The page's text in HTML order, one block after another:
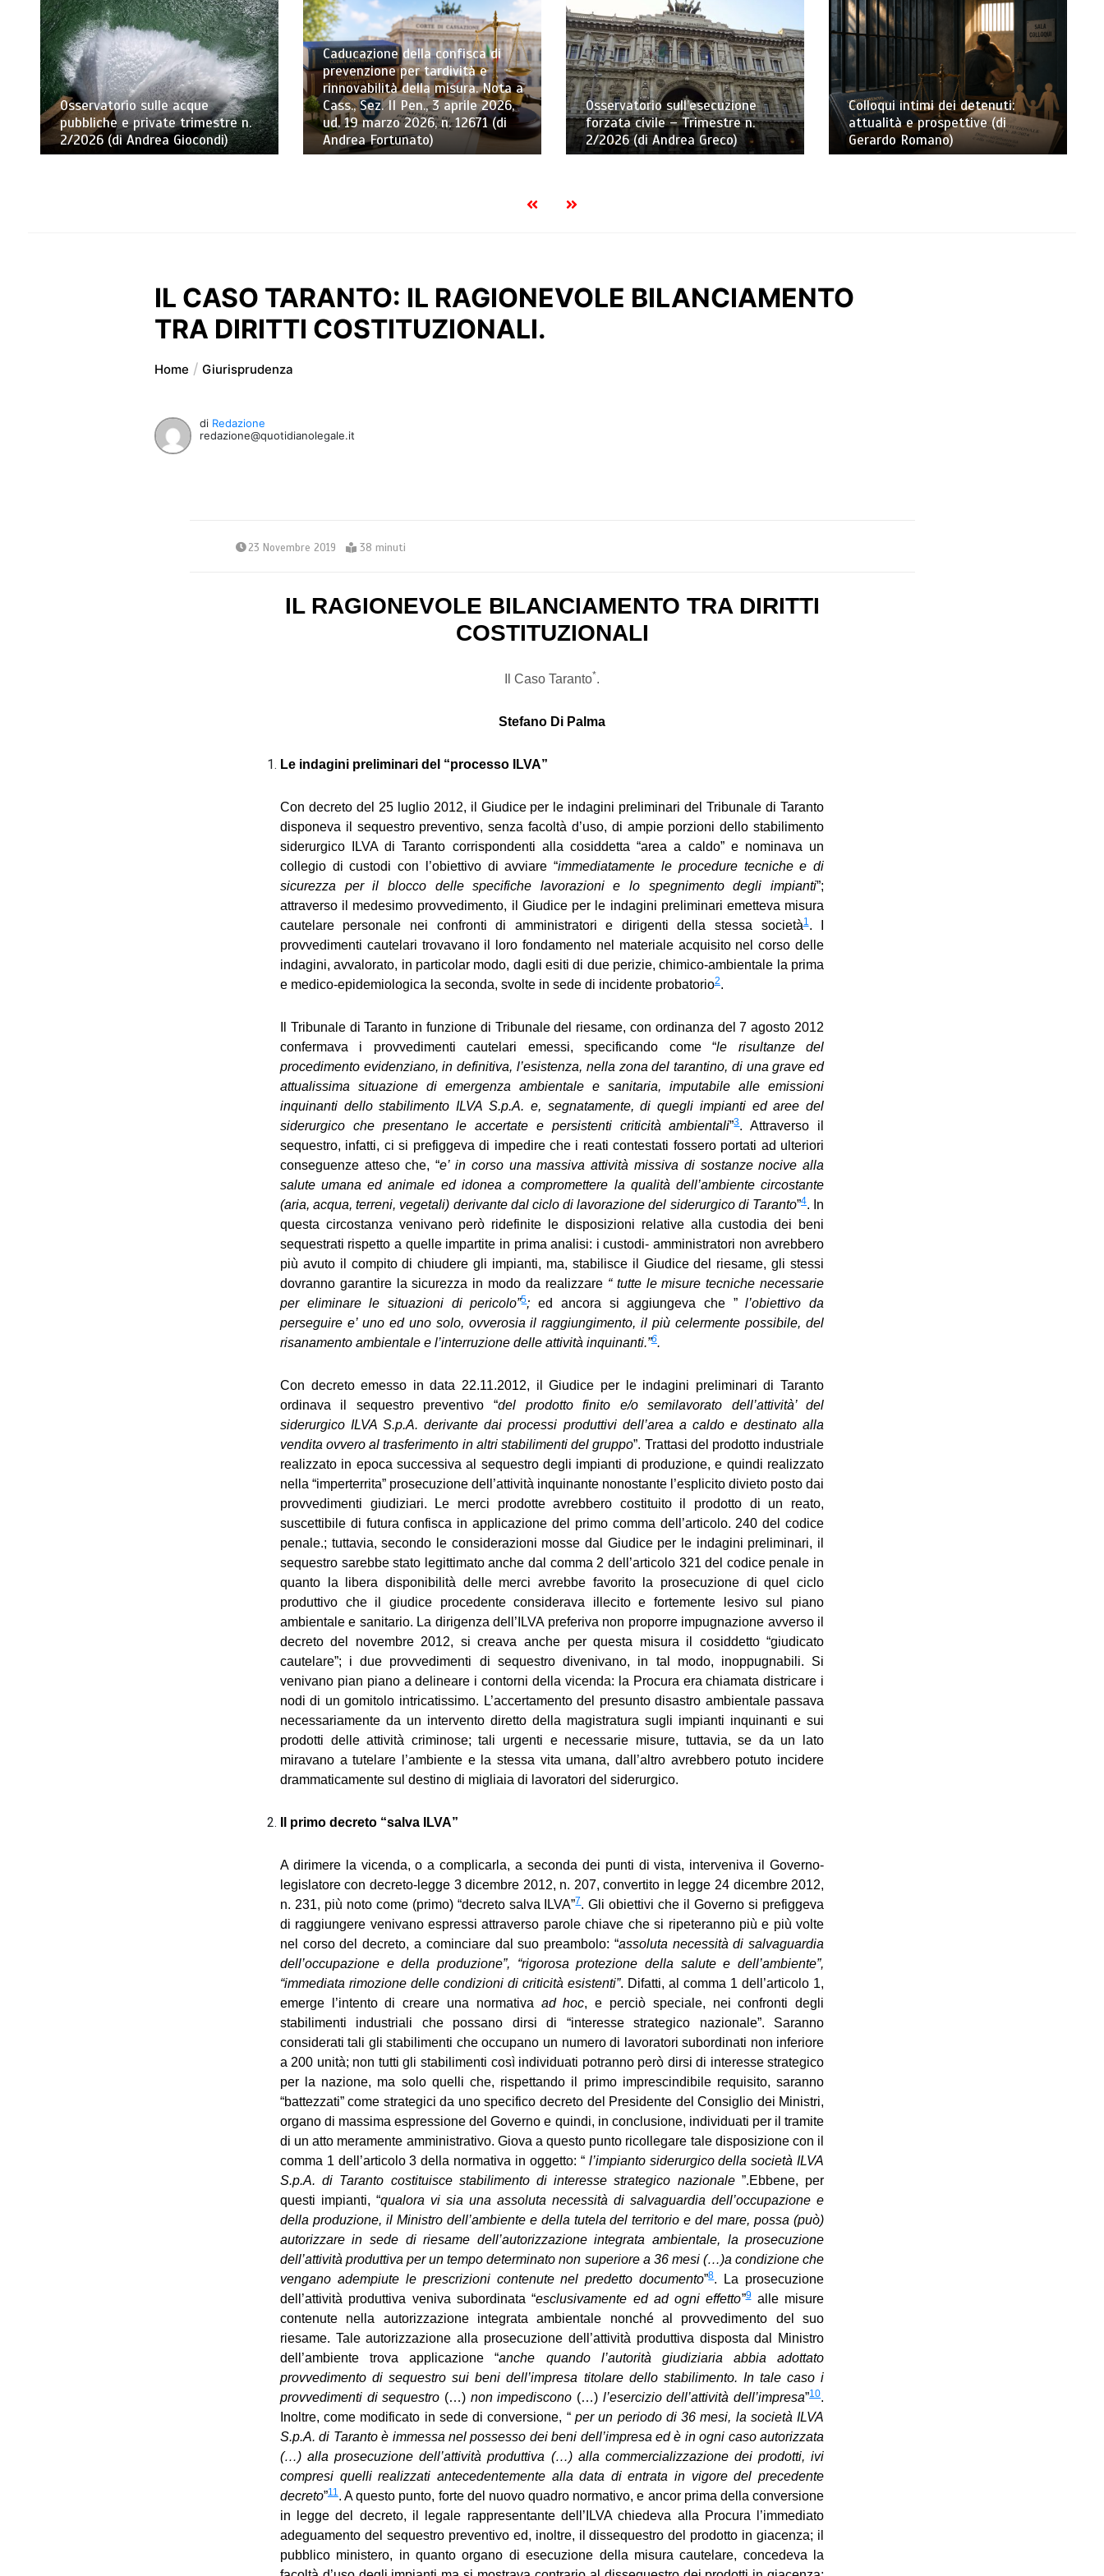
Osservatorio sulle acque
pubbliche e private trimestre n.
2/2026 (di Andrea Giocondi)
Caducazione della confisca di
prevenzione per tardività e
rinnovabilità della misura. Nota a
Cass., Sez. II Pen., 3 aprile 2026,
ud. 19 marzo 2026, n. 12671 (di
Andrea Fortunato)
Osservatorio sull’esecuzione
forzata civile – Trimestre n.
2/2026 (di Andrea Greco)
Colloqui intimi dei detenuti:
attualità e prospettive (di
Gerardo Romano)
IL CASO TARANTO: IL RAGIONEVOLE BILANCIAMENTO
TRA DIRITTI COSTITUZIONALI.
Home Giurisprudenza
di Redazione
redazione@quotidianolegale.it
23 Novembre 2019 38 minuti
IL RAGIONEVOLE BILANCIAMENTO TRA DIRITTI
COSTITUZIONALI
Il Caso Taranto*.
Stefano Di Palma
Le indagini preliminari del “processo ILVA”
Con decreto del 25 luglio 2012, il Giudice per le indagini preliminari del Tribunale di Taranto
disponeva il sequestro preventivo, senza facoltà d’uso, di ampie porzioni dello stabilimento
siderurgico ILVA di Taranto corrispondenti alla cosiddetta “area a caldo” e nominava un
collegio di custodi con l’obiettivo di avviare “immediatamente le procedure tecniche e di
sicurezza per il blocco delle specifiche lavorazioni e lo spegnimento degli impianti”;
attraverso il medesimo provvedimento, il Giudice per le indagini preliminari emetteva misura
cautelare personale nei confronti di amministratori e dirigenti della stessa società1. I
provvedimenti cautelari trovavano il loro fondamento nel materiale acquisito nel corso delle
indagini, avvalorato, in particolar modo, dagli esiti di due perizie, chimico-ambientale la prima
e medico-epidemiologica la seconda, svolte in sede di incidente probatorio2.
Il Tribunale di Taranto in funzione di Tribunale del riesame, con ordinanza del 7 agosto 2012
confermava i provvedimenti cautelari emessi, specificando come “le risultanze del
procedimento evidenziano, in definitiva, l’esistenza, nella zona del tarantino, di una grave ed
attualissima situazione di emergenza ambientale e sanitaria, imputabile alle emissioni
inquinanti dello stabilimento ILVA S.p.A. e, segnatamente, di quegli impianti ed aree del
siderurgico che presentano le accertate e persistenti criticità ambientali”3. Attraverso il
sequestro, infatti, ci si prefiggeva di impedire che i reati contestati fossero portati ad ulteriori
conseguenze atteso che, “e’ in corso una massiva attività missiva di sostanze nocive alla
salute umana ed animale ed idonea a compromettere la qualità dell’ambiente circostante
(aria, acqua, terreni, vegetali) derivante dal ciclo di lavorazione del siderurgico di Taranto”4. In
questa circostanza venivano però ridefinite le disposizioni relative alla custodia dei beni
sequestrati rispetto a quelle impartite in prima analisi: i custodi- amministratori non avrebbero
più avuto il compito di chiudere gli impianti, ma, stabilisce il Giudice del riesame, gli stessi
dovranno garantire
la sicurezza in modo da realizzare“ tutte le misure tecniche necessarie
per eliminare le situazioni di pericolo”5;ed ancora si aggiungeva che ”l’obiettivo da
perseguire e’ uno ed uno solo, ovverosia il raggiungimento, il più celermente possibile, del
risanamento ambientale e l’interruzione delle attività inquinanti.”6.
Con decreto emesso in data 22.11.2012, il Giudice per le indagini preliminari di Taranto
ordinava il sequestro preventivo “del prodotto finito e/o semilavorato dell’attività’ del
siderurgico ILVA S.p.A. derivante dai processi produttivi dell’area a caldo e destinato alla
vendita ovvero al trasferimento in altri stabilimenti del gruppo”. Trattasi del prodotto industriale
realizzato in epoca successiva al sequestro degli impianti di produzione, e quindi realizzato
nella “imperterrita” prosecuzione dell’attività inquinante nonostante l’esplicito divieto posto dai
provvedimenti giudiziari. Le merci prodotte avrebbero costituito il prodotto di un reato,
suscettibile di futura confisca in applicazione del primo comma dell’articolo. 240 del codice
penale.; tuttavia, secondo le considerazioni mosse dal Giudice per le indagini preliminari, il
sequestro sarebbe stato legittimato anche dal comma 2 dell’articolo 321 del codice penale in
quanto la libera disponibilità delle merci avrebbe favorito la prosecuzione di quel ciclo
produttivo che il giudice procedente considerava illecito e fortemente lesivo sul piano
ambientale e sanitario. La dirigenza dell’ILVA preferiva non proporre impugnazione avverso il
decreto del novembre 2012, si creava anche per questa misura il cosiddetto “giudicato
cautelare”; i due provvedimenti di sequestro divenivano, in tal modo, inoppugnabili. Si
venivano pian piano a delineare i contorni della vicenda: la Procura era chiamata districare i
nodi di un gomitolo intricatissimo. L’accertamento del presunto disastro ambientale passava
necessariamente da un intervento diretto della magistratura sugli impianti inquinanti e sui
prodotti delle attività criminose; tali urgenti e necessarie misure, tuttavia, se da un lato
miravano a tutelare l’ambiente e la stessa vita umana, dall’altro avrebbero potuto incidere
drammaticamente sul destino di migliaia di lavoratori del siderurgico.
Il primo decreto “salva ILVA”
A dirimere la vicenda, o a complicarla, a seconda dei punti di vista, interveniva il Governo-
legislatore con decreto-legge 3 dicembre 2012, n. 207, convertito in legge 24 dicembre 2012,
n. 231, più noto come (primo) “decreto salva ILVA”7. Gli obiettivi che il Governo si prefiggeva
di raggiungere venivano espressi attraverso parole chiave che si ripeteranno più e più volte
nel corso del decreto, a cominciare dal suo preambolo: “assoluta necessità di salvaguardia
dell’occupazione e della produzione”, “rigorosa protezione della salute e dell’ambiente”,
“immediata rimozione delle condizioni di criticità esistenti”. Difatti, al comma 1 dell’articolo 1,
emerge l’intento di creare una normativa ad hoc, e perciò speciale, nei confronti degli
stabilimenti industriali che possano dirsi di “interesse strategico nazionale”. Saranno
considerati tali gli stabilimenti che occupano un numero di lavoratori subordinati non inferiore
a 200 unità; non tutti gli stabilimenti così individuati potranno però dirsi di interesse strategico
per la nazione, ma solo quelli che, rispettando il primo imprescindibile requisito, saranno
“battezzati” come strategici da uno specifico decreto del Presidente del Consiglio dei Ministri,
organo di massima espressione del Governo e quindi, in conclusione, individuati per il tramite
di un atto meramente amministrativo. Giova a questo punto ricollegare tale disposizione con il
comma 1 dell’articolo 3 della normativa in oggetto: “ l’impianto siderurgico della società ILVA
S.p.A. di Taranto costituisce stabilimento di interesse strategico nazionale ”.Ebbene, per
questi impianti, “qualora vi sia una assoluta necessità di salvaguardia dell’occupazione e
della produzione, il Ministro dell’ambiente e della tutela del territorio e del mare, possa (può)
autorizzare in sede di riesame dell’autorizzazione integrata ambientale, la prosecuzione
dell’attività produttiva per un tempo determinato non superiore a 36 mesi (…)a condizione che
vengano adempiute le prescrizioni contenute nel predetto documento”8. La prosecuzione
dell’attività produttiva veniva subordinata “esclusivamente ed ad ogni effetto”9alle misure
contenute nella autorizzazione integrata ambientale nonché al provvedimento del suo
riesame. Tale autorizzazione alla prosecuzione dell’attività produttiva disposta dal Ministro
dell’ambiente trova applicazione “anche quando l’autorità giudiziaria abbia adottato
provvedimento di sequestro sui beni dell’impresa titolare dello stabilimento. In tale caso i
provvedimenti di sequestro (…)non impediscono (…) l’esercizio dell’attività dell’impresa”10.
Inoltre, come modificato in sede di conversione, “per un periodo di 36 mesi, la società ILVA
S.p.A. di Taranto è immessa nel possesso dei beni dell’impresa ed è in ogni caso autorizzata
(…) alla prosecuzione dell’attività produttiva (…) alla commercializzazione dei prodotti, ivi
compresi quelli realizzati antecedentemente alla data di entrata in vigore del precedente
decreto”11 . A questo punto, forte del nuovo quadro normativo, e ancor prima della conversione
in legge del decreto, il legale rappresentante dell’ILVA chiedeva alla Procura l’immediato
adeguamento del sequestro preventivo ed, inoltre, il dissequestro del prodotto in giacenza; il
pubblico ministero, in quanto organo di esecuzione della misura cautelare, concedeva la